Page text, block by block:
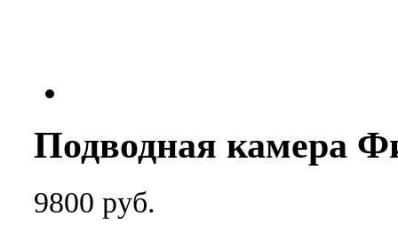
Подводная камера
9800 руб.